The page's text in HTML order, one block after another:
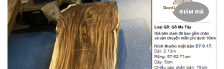
GIẢM GIÁ